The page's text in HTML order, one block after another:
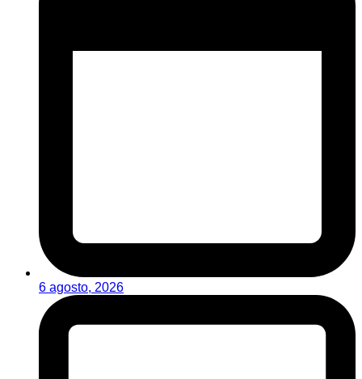
6 agosto, 2026